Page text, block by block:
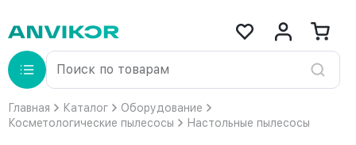
Главная Каталог
Оборудование
Косметологические пылесосы
Настольные пылесосы